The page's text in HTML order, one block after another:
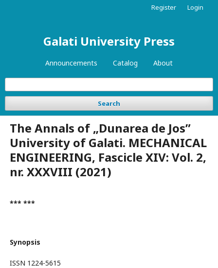
Galati University Press
Announcements Catalog About
Search
Register Login
The Annals of „Dunarea de Jos”
University of Galati. MECHANICAL
ENGINEERING, Fascicle XIV: Vol. 2,
nr. XXXVIII (2021)
*** ***
Synopsis
ISSN 1224-5615